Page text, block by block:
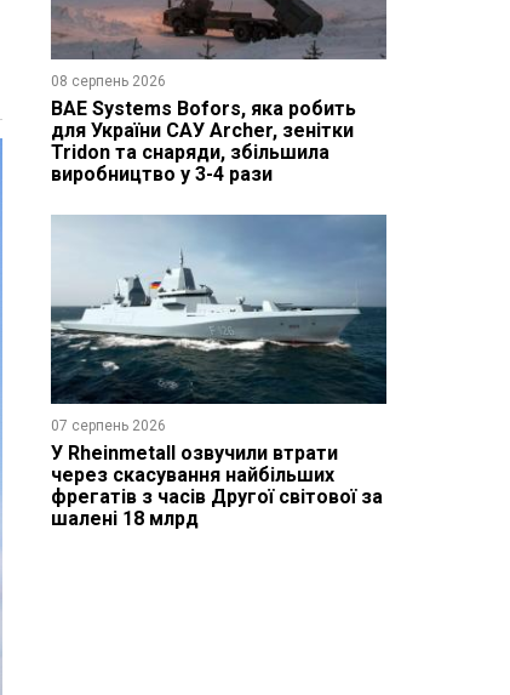
08 серпень 2026
BAE Systems Bofors, яка робить
для України САУ Archer, зенітки
Tridon та снаряди, збільшила
виробництво у 3-4 рази
07 серпень 2026
У Rheinmetall озвучили втрати
через скасування найбільших
фрегатів з часів Другої світової за
шалені 18 млрд